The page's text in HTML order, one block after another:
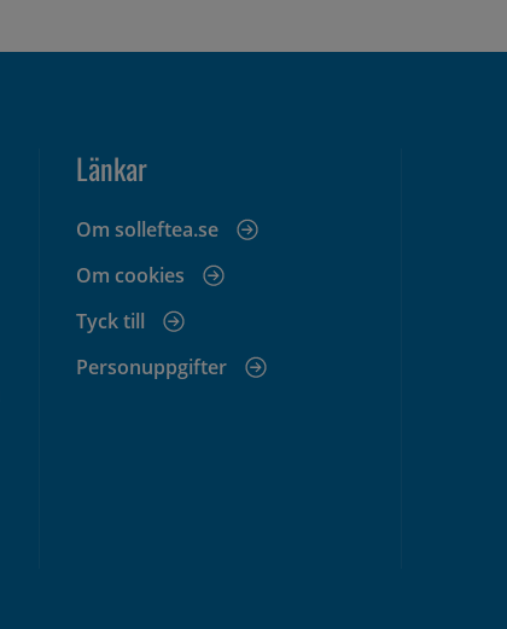
Länkar
Om solleftea.se
Om cookies
Tyck till
Personuppgifter